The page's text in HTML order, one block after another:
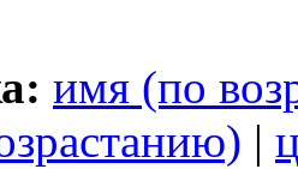
имя (по
|